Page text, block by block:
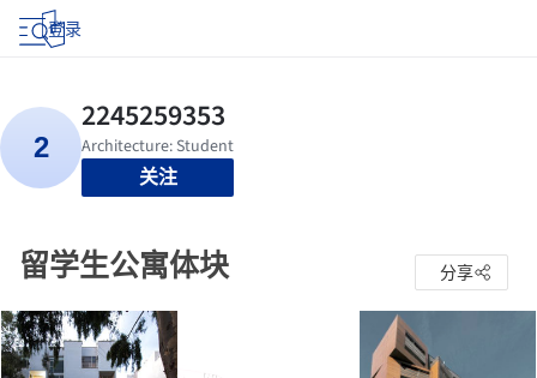
登录
关注
留学生公寓体块 分享